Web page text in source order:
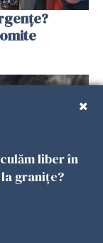
liber în
granițe?